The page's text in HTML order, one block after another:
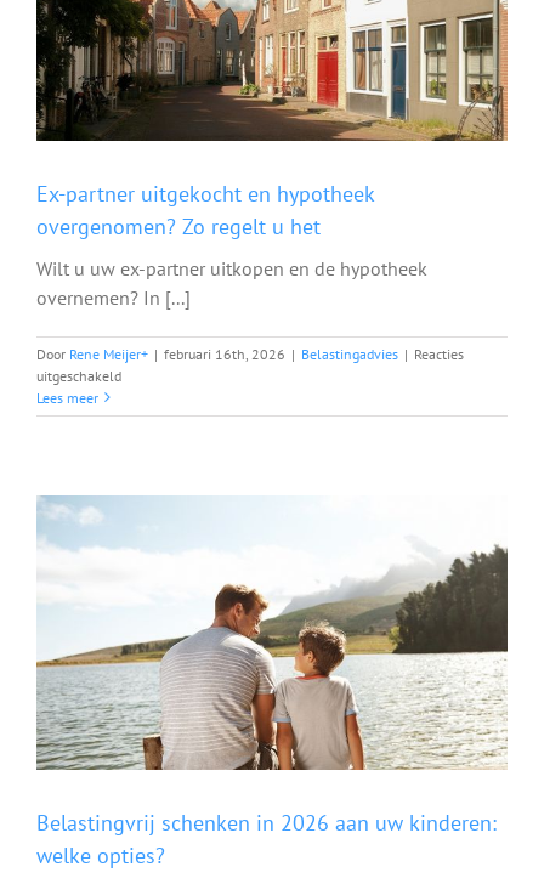
Ex-partner uitgekocht en hypotheek
overgenomen? Zo regelt u het
Wilt u uw ex-partner uitkopen en de hypotheek
overnemen? In [...]
Door Rene Meijer+ | februari 16th, 2026 | Belastingadvies | Reacties
uitgeschakeldvoor
partner
regelt
Lees meer
Belastingvrij schenken in 2026 aan uw kinderen:
welke opties?